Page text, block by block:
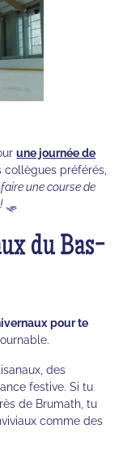
une journée de
collègues préférés,
une course de
🛷
du Bas-
pour te
des
festive. Si tu
de Brumath, tu
comme des